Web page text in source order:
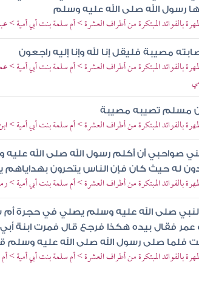
رسول الله صلى الله عليه وسلم
بالفوائد المبتكرة من أطراف العشرة > أم سلمة بنت أبي أمية >
مصيبة فليقل إنا لله وإنا إليه راجعون
بالفوائد المبتكرة من أطراف العشرة > أم سلمة بنت أبي أمية
مسلم تصيبه مصيبة
بالفوائد المبتكرة من أطراف العشرة > أم سلمة بنت أبي أمية >
صواحبي أن أكلم رسول الله صلى الله عليه
له حيث كان فإن الناس يتحرون بهداياهم
بالفوائد المبتكرة من أطراف العشرة > أم سلمة بنت أبي أمية >
صلى الله عليه وسلم يصلي في حجرة أم
أو عمر فقال بيده هكذا فرجع قال فمرت ابنة
فلما صلى رسول الله صلى الله عليه وسلم
بالفوائد المبتكرة من أطراف العشرة > أم سلمة بنت أبي